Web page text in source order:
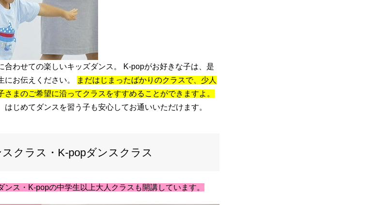
合わせての楽しいキッズダンス。 K-popがお好きな子は、是
にお伝えください。
まだはじまったばかりのクラスで、少人
まのご希望に沿ってクラスをすすめることができますよ。
じめてダンスを習う子も安心してお通いいただけます。
クラス・K-popダンスクラス
ス・K-popの中学生以上大人クラスも開講しています。